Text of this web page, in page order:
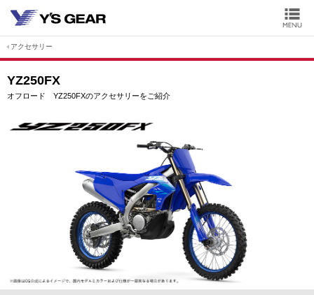
アクセサリー
YZ250FX
オフロード YZ250FXのアクセサリーをご紹介